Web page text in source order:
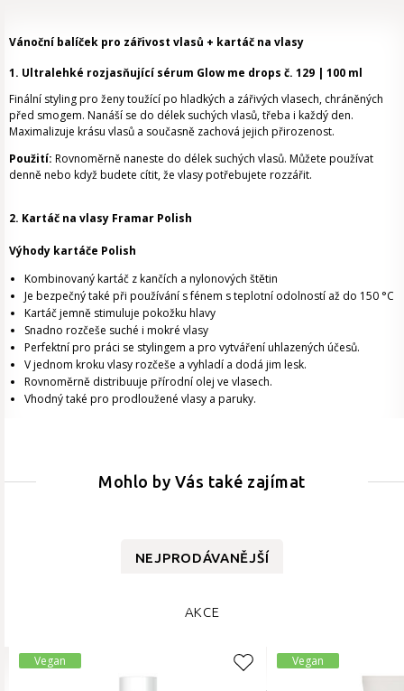
Vánoční balíček pro zářivost vlasů + kartáč na vlasy
1. Ultralehké rozjasňující sérum Glow me drops č. 129 | 100 ml
Finální styling pro ženy toužící po hladkých a zářivých vlasech, chráněných
před smogem. Nanáší se do délek suchých vlasů, třeba i každý den.
Maximalizuje krásu vlasů a současně zachová jejich přirozenost.
Použití: Rovnoměrně naneste do délek suchých vlasů. Můžete používat
denně nebo když budete cítit, že vlasy potřebujete rozzářit.
2. Kartáč na vlasy Framar Polish
Výhody kartáče Polish
Kombinovaný kartáč z kančích a nylonových štětin
Je bezpečný také při používání s fénem s teplotní odolností až do 150 °C
Kartáč jemně stimuluje pokožku hlavy
Snadno rozčeše suché i mokré vlasy
Perfektní pro práci se stylingem a pro vytváření uhlazených účesů.
V jednom kroku vlasy rozčeše a vyhladí a dodá jim lesk.
Rovnoměrně distribuuje přírodní olej ve vlasech.
Vhodný také pro prodloužené vlasy a paruky.
Mohlo by Vás také zajímat
NEJPRODÁVANĚJŠÍ
AKCE
Vegan Vegan